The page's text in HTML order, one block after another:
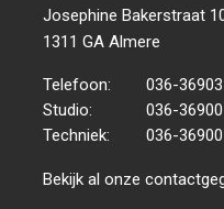
Josephine Bakerstraat
1311 GA Almere
Telefoon:
036-
Studio:
036-
Techniek:
036-
Bekijk al onze